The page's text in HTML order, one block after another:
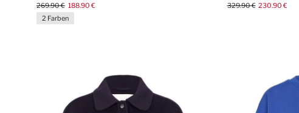
269.90 € 188.90 €
2 Farben
329.90 € 230.90 €